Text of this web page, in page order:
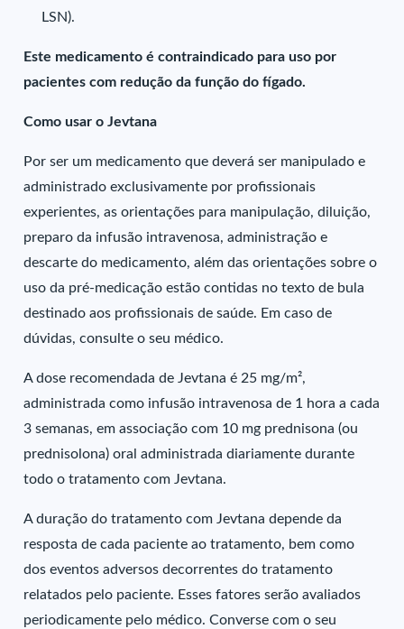
LSN).
Este medicamento é contraindicado para uso por
pacientes com redução da função do fígado.
Como usar o Jevtana
Por ser um medicamento que deverá ser manipulado e
administrado exclusivamente por profissionais
experientes, as orientações para manipulação, diluição,
preparo da infusão intravenosa, administração e
descarte do medicamento, além das orientações sobre o
uso da pré-medicação estão contidas no texto de bula
destinado aos profissionais de saúde. Em caso de
dúvidas, consulte o seu médico.
A dose recomendada de Jevtana é 25 mg/m²,
administrada como infusão intravenosa de 1 hora a cada
3 semanas, em associação com 10 mg prednisona (ou
prednisolona) oral administrada diariamente durante
todo o tratamento com Jevtana.
A duração do tratamento com Jevtana depende da
resposta de cada paciente ao tratamento, bem como
dos eventos adversos decorrentes do tratamento
relatados pelo paciente. Esses fatores serão avaliados
periodicamente pelo médico. Converse com o seu